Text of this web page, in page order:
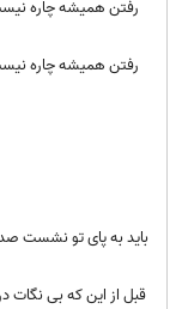
رفتن همیشه چاره
رفتن همیشه چاره
باید به پای تو نشست
قبل از این که بی نگات